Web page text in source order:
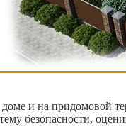
и на придомовой
безопасности,